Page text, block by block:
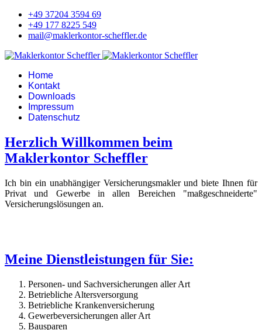
+49 37204 3594 69
+49 177 8225 549
mail@maklerkontor-scheffler.de
Home
Kontakt
Downloads
Impressum
Datenschutz
Herzlich Willkommen beim
Maklerkontor Scheffler
Ich bin ein unabhängiger Versicherungsmakler und biete Ihnen für
Privat und Gewerbe in allen Bereichen "maßgeschneiderte"
Versicherungslösungen an.
Meine Dienstleistungen für Sie:
Personen- und Sachversicherungen aller Art
Betriebliche Altersversorgung
Betriebliche Krankenversicherung
Gewerbeversicherungen aller Art
Bausparen